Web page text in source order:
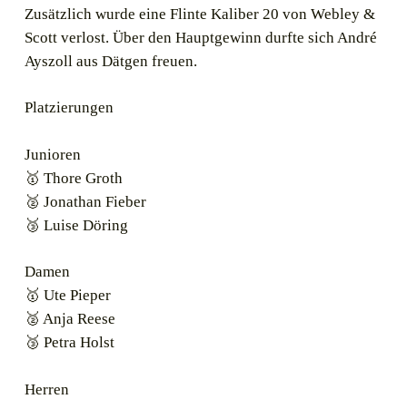
Zusätzlich wurde eine Flinte Kaliber 20 von Webley &
Scott verlost. Über den Hauptgewinn durfte sich André
Ayszoll aus Dätgen freuen.
Platzierungen
Junioren
🥇 Thore Groth
🥈 Jonathan Fieber
🥉 Luise Döring
Damen
🥇 Ute Pieper
🥈 Anja Reese
🥉 Petra Holst
Herren